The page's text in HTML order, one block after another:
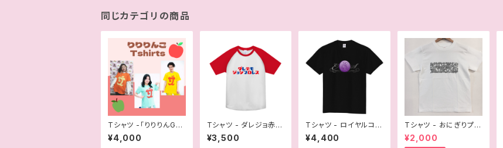
同じカテゴリの商品
Tシャツ -「りりりんG
O！」
¥4,000
Tシャツ - ダレジョ赤 O
D
¥3,500
Tシャツ - ロイヤルコイ
ン黒（さくらえみ）
¥4,400
Tシャツ - おにぎりプロ
レス
¥2,000